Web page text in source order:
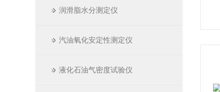
润滑脂水分测定仪
汽油氧化安定性测定仪
液化石油气密度试验仪